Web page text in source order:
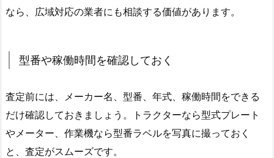
なら、広域対応の業者にも相談する価値があります。
型番や稼働時間を確認しておく
査定前には、メーカー名、型番、年式、稼働時間をできる
だけ確認しておきましょう。トラクターなら型式プレート
やメーター、作業機なら型番ラベルを写真に撮っておく
と、査定がスムーズです。